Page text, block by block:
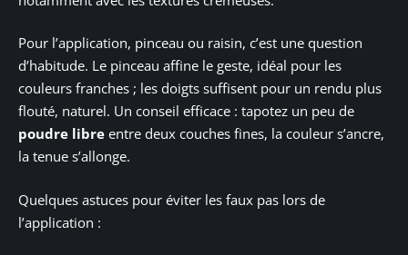
Pour l’application, pinceau ou raisin, c’est une question
d’habitude. Le pinceau affine le geste, idéal pour les
couleurs franches ; les doigts suffisent pour un rendu plus
flouté, naturel. Un conseil efficace : tapotez un peu de
poudre libre entre deux couches fines, la couleur s’ancre,
la tenue s’allonge.
Quelques astuces pour éviter les faux pas lors de
l’application :